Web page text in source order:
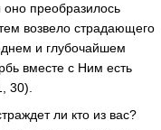
оно преобразилось
возвело страдающего
и глубочайшем
вместе с Ним есть
30).
ли кто из вас?